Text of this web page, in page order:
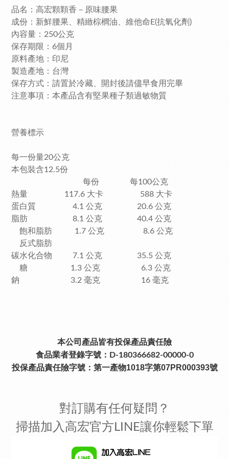
品名：高宏顆顆香－原味腰果
成份：新鮮腰果、精緻棕櫚油、維他命E(抗氧化劑)
內容量：250公克
保存期限：6個月
原料產地：印尼
製造產地：台灣
保存方式：請置於冷藏、開封後請儘早食用完畢
注意事項：本產品含有堅果種子類過敏物質
營養標示
每一份量20公克
本包裝含12.5份
每份 每100公克
熱量 117.6 大卡 588 大卡
蛋白質 4.1 公克 20.6 公克
脂肪 8.1 公克 40.4 公克
飽和脂肪 1.7 公克 8.6 公克
反式脂肪
碳水化合物 7.1 公克 35.5 公克
糖 1.3 公克 6.3 公克
鈉 3.2 毫克 16 毫克
本公司產品皆有投保產品責任險
食品業者登錄字號：D-180366682-00000-0
投保產品責任險字號： 第一產物1018字第07PR000393號
對訂購有任何疑問？
掃描加入高宏官方LINE讓你輕鬆下單